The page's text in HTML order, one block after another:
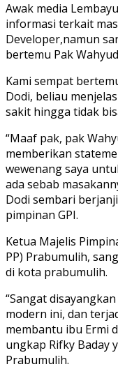
Awak media
informasi terkait
Developer,namun
bertemu Pak
Kami sempat
Dodi, beliau
sakit hingga tidak
“Maaf pak, pak
memberikan
wewenang saya
ada sebab
Dodi sembari
pimpinan GPI.
Ketua Majelis
PP) Prabumulih,
di kota prabumulih.
“Sangat
modern ini, dan
membantu ibu Ermi
ungkap Rifky Baday
Prabumulih.